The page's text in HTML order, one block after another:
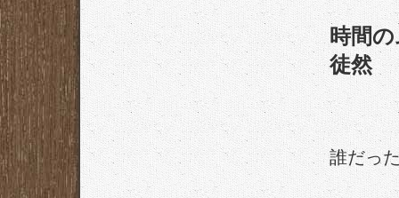
時間
徒然
誰だっ